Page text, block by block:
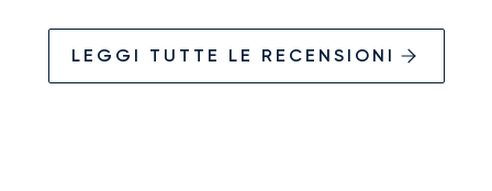
LEGGI TUTTE LE RECENSIONI